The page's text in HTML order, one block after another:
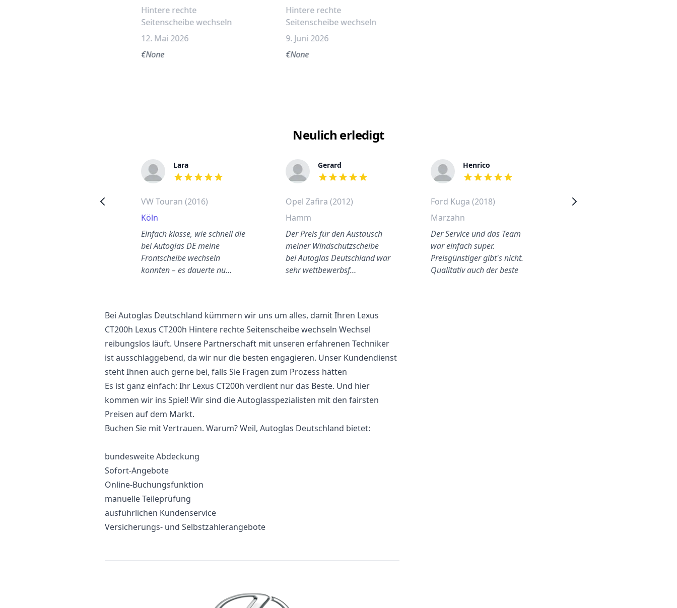
Hintere rechte
Seitenscheibe wechseln
12. Mai 2026
€None
Hintere rechte
Seitenscheibe wechseln
9. Juni 2026
€None
Neulich erledigt
Lara
out of 5 stars
VW Touran (2016)
Köln
Einfach klasse, wie schnell die
bei Autoglas DE meine
Frontscheibe wechseln
konnten – es dauerte nu…
Gerard
out of 5 stars
Opel Zafira (2012)
Hamm
Der Preis für den Austausch
meiner Windschutzscheibe
bei Autoglas Deutschland war
sehr wettbewerbsf…
Henrico
out of 5 stars
Ford Kuga (2018)
Marzahn
Der Service und das Team
war einfach super.
Preisgünstiger gibt's nicht.
Qualitativ auch der beste
Volkswagen Passat (2015)
Bei Autoglas Deutschland kümmern wir uns um alles, damit Ihren Lexus
CT200h Lexus CT200h Hintere rechte Seitenscheibe wechseln Wechsel
reibungslos läuft. Unsere Partnerschaft mit unseren erfahrenen Techniker
ist ausschlaggebend, da wir nur die besten engagieren. Unser Kundendienst
steht Ihnen auch gerne bei, falls Sie Fragen zum Prozess hätten
Es ist ganz einfach: Ihr Lexus CT200h verdient nur das Beste. Und hier
kommen wir ins Spiel! Wir sind die Autoglasspezialisten mit den fairsten
Preisen auf dem Markt.
Buchen Sie mit Vertrauen. Warum? Weil, Autoglas Deutschland bietet:
bundesweite Abdeckung
Sofort-Angebote
Online-Buchungsfunktion
manuelle Teileprüfung
ausführlichen Kundenservice
Versicherungs- und Selbstzahlerangebote